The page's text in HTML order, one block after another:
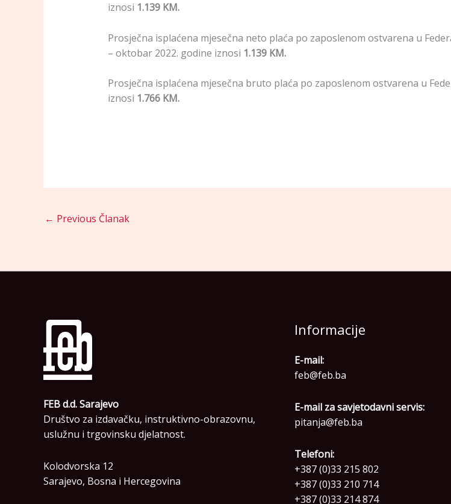
iznosi 1.139 KM.
Prosječna isplaćena mjesečna neto plaća po zaposlenom ostvarena u
– oktobar 2022. godine iznosi 1.139 KM.
Prosječna isplaćena mjesečna bruto plaća po zaposlenom ostvarena u
iznosi 1.766 KM.
← Previous Članak
FEB d.d. Sarajevo
Društvo za izdavačku, instruktivno-obrazovnu,
uslužnu i trgovinsku djelatnost.
Kolodvorska 12
Sarajevo, Bosna i Hercegovina
Informacije
E-mail:
feb@feb.ba
E-mail za savjetodavni servis:
pitanja@feb.ba
Telefoni:
+387 (0)33 215 802
+387 (0)33 210 714
+387 (0)33 214 874